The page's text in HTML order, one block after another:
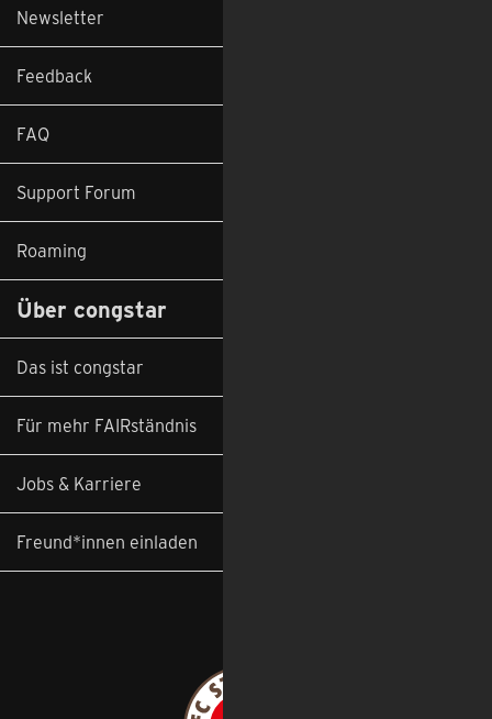
Newsletter
Feedback
FAQ
Support Forum
Roaming
Über congstar
Das ist congstar
Für mehr FAIRständnis
Jobs & Karriere
Freund*innen einladen